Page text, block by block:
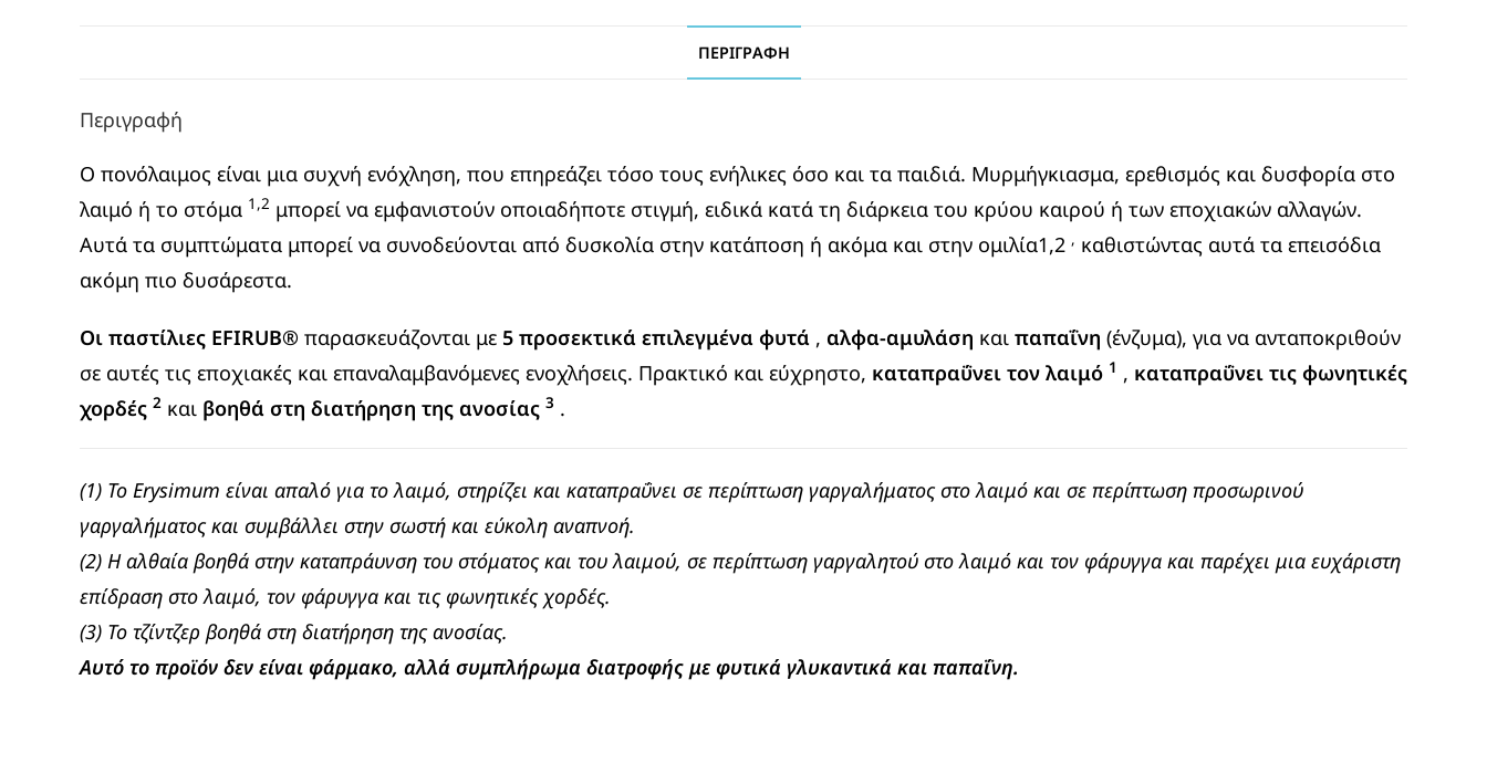
ΠΕΡΙΓΡΑΦΉ
Περιγραφή
Ο πονόλαιμος είναι μια συχνή ενόχληση, που επηρεάζει τόσο τους ενήλικες όσο και τα παιδιά. Μυρμήγκιασμα, ερεθισμός και δυσφορία στο
λαιμό ή το στόμα 1,2 μπορεί να εμφανιστούν οποιαδήποτε στιγμή, ειδικά κατά τη διάρκεια του κρύου καιρού ή των εποχιακών αλλαγών.
Αυτά τα συμπτώματα μπορεί να συνοδεύονται από δυσκολία στην κατάποση ή ακόμα και στην ομιλία1,2 , καθιστώντας αυτά τα επεισόδια
ακόμη πιο δυσάρεστα.
Οι παστίλιες EFIRUB® παρασκευάζονται με 5 προσεκτικά επιλεγμένα φυτά , αλφα-αμυλάση και παπαΐνη (ένζυμα), για να ανταποκριθούν
σε αυτές τις εποχιακές και επαναλαμβανόμενες ενοχλήσεις. Πρακτικό και εύχρηστο, καταπραΰνει τον λαιμό 1 , καταπραΰνει τις φωνητικές
χορδές 2 και βοηθά στη διατήρηση της ανοσίας 3 .
(1) Το Erysimum είναι απαλό για το λαιμό, στηρίζει και καταπραΰνει σε περίπτωση γαργαλήματος στο λαιμό και σε περίπτωση προσωρινού
γαργαλήματος και συμβάλλει στην σωστή και εύκολη αναπνοή.
(2) Η αλθαία βοηθά στην καταπράυνση του στόματος και του λαιμού, σε περίπτωση γαργαλητού στο λαιμό και τον φάρυγγα και παρέχει μια ευχάριστη
επίδραση στο λαιμό, τον φάρυγγα και τις φωνητικές χορδές.
(3) Το τζίντζερ βοηθά στη διατήρηση της ανοσίας.
Αυτό το προϊόν δεν είναι φάρμακο, αλλά συμπλήρωμα διατροφής με φυτικά γλυκαντικά και παπαΐνη.